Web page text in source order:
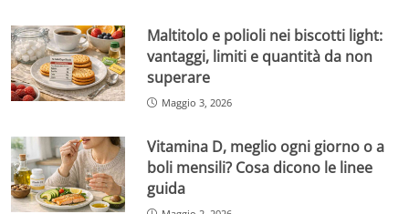
Maltitolo e polioli nei biscotti light:
vantaggi, limiti e quantità da non
superare
Maggio 3, 2026
Vitamina D, meglio ogni giorno o a
boli mensili? Cosa dicono le linee
guida